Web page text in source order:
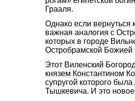
Грааля.
Однако если вернуться
важная аналогия с
которых в городе
Остробрамской Божией
Этот Виленский
князем Константином
супругой которого
Тышкевича. И это